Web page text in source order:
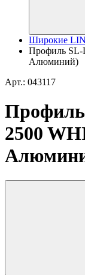
Широкие
Профиль SL-
Алюминий)
Арт.: 043117
2500